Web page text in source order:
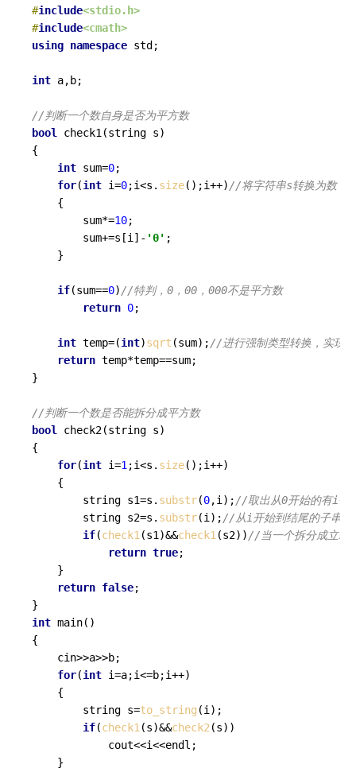
#include<stdio.h>
#include<cmath>
using namespace std;
int a,b;
//判断一个数自身是否为平方数
bool
check1 (string s)
{
int sum=0;
for(int i=0;i<s. size();i++)//将字符串s转换为数
{
sum*=10;
sum+=s[i]- '0' ;
}
if(sum==0)//特判，0，00，000不是平方数
return 0;
int temp=(int)sqrt (sum);//进行强制类型转换，实现
return temp*temp==sum;
}
//判断一个数是否能拆分成平方数
bool
check2(string s)
{
for(int i=1 ;i<s. size();i++)
{
string s1=s. substr(0,i);//取出从0开始的有i个
string s2=s. substr(i);//从i开始到结尾的子串
if(check1 (s1)&&check1 (s2))//当一个拆分成立就
return true;
}
return false;
int main()
{
cin>>a>>b;
for(int i=a;i<=b;i++)
{
string s=to_string (i);
if(check1 (s)&&check2 (s))
cout<<i<<endl;
}